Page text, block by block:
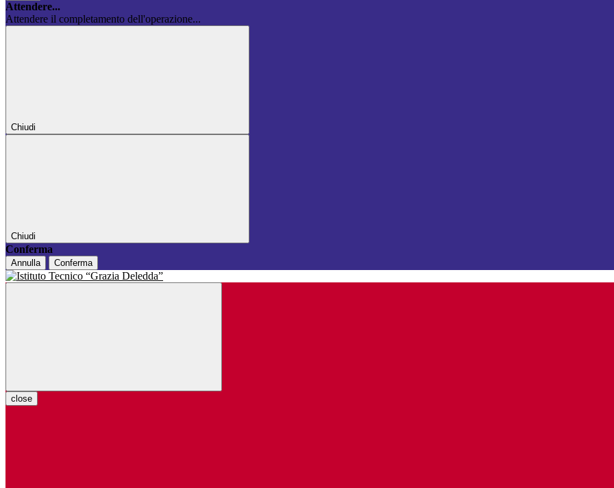
Attendere...
Attendere il completamento dell'operazione...
Chiudi
Chiudi
Conferma
Annulla Conferma
close